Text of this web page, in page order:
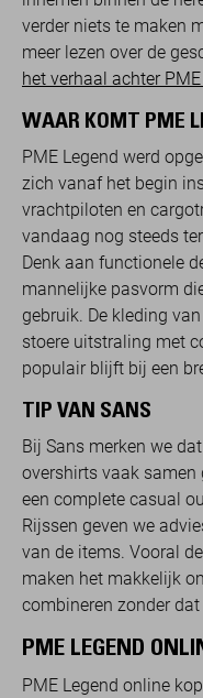
verder niets te maken
meer lezen over de
het verhaal achter
WAAR KOMT PME
PME Legend werd
zich vanaf het begin
vrachtpiloten en
vandaag nog steeds
Denk aan functionele
mannelijke pasvorm
gebruik. De kleding
stoere uitstraling met
populair blijft bij een
TIP VAN SANS
Bij Sans merken we
overshirts vaak
een complete casual
Rijssen geven we
van de items. Vooral
maken het makkelijk
combineren zonder
PME LEGEND
PME Legend online